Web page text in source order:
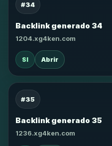
#34
Backlink generado 34
1204.xg4ken.com
SI Abrir
#35
Backlink generado 35
1236.xg4ken.com